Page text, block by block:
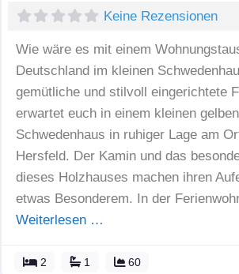
Keine Rezensionen
Wie wäre es mit einem
Deutschland im kleinen
gemütliche und stilvoll eingerichtete
erwartet euch in einem kleinen gelben
Schwedenhaus in ruhiger Lage am
Hersfeld. Der Kamin und das
dieses Holzhauses machen ihren
etwas Besonderem. In der
Weiterlesen …
2 1 60